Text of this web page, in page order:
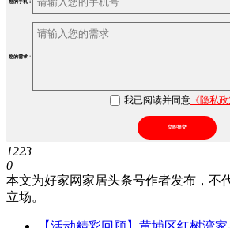
您的手机：
您的需求：
我已阅读并同意《隐私政
立即提交
1223
0
本文为好家网家居头条号作者发布，不
立场。